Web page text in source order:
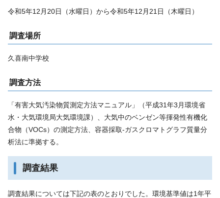
令和5年12月20日（水曜日）から令和5年12月21日（木曜日）
調査場所
久喜南中学校
調査方法
「有害大気汚染物質測定方法マニュアル」（平成31年3月環境省
水・大気環境局大気環境課）、大気中のベンゼン等揮発性有機化
合物（VOCs）の測定方法、容器採取‐ガスクロマトグラフ質量分
析法に準拠する。
調査結果
調査結果については下記の表のとおりでした。環境基準値は1年平